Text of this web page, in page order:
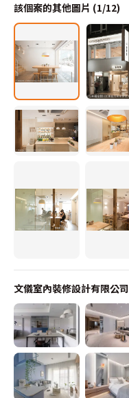
該個案的其他圖片 (1/12)
文儀室內裝修設計有限公司